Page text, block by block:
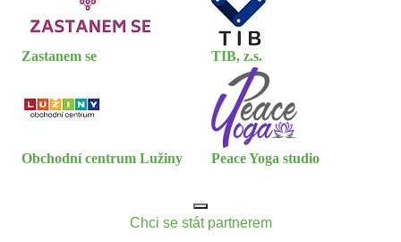
Zastanem se TIB, z.s.
Obchodní centrum Lužiny Peace Yoga studio
Chci se stát partnerem